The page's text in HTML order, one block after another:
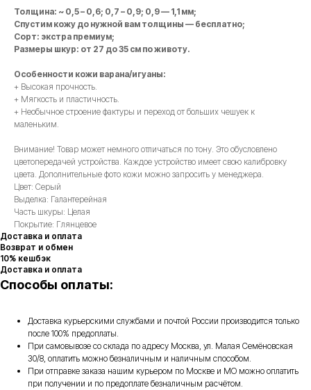
Толщина: ~ 0,5 – 0,6; 0,7 – 0,9; 0,9 — 1,1 мм;
Спустим кожу до нужной вам толщины — бесплатно;
Сорт: экстра премиум;
Размеры шкур: от 27 до 35 см по животу.
Особенности кожи варана/игуаны:
+ Высокая прочность.
+ Мягкость и пластичность.
+ Необычное строение фактуры и переход от больших чешуек к
маленьким.
Внимание! Товар может немного отличаться по тону. Это обусловлено
цветопередачей устройства. Каждое устройство имеет свою калибровку
цвета. Дополнительные фото кожи можно запросить у менеджера.
Цвет: Серый
Выделка: Галантерейная
Часть шкуры: Целая
Покрытие: Глянцевое
Доставка и оплата
Возврат и обмен
10% кешбэк
Доставка и оплата
Способы оплаты:
Доставка курьерскими службами и почтой России производится только
после 100% предоплаты.
При самовывозе со склада по адресу Москва, ул. Малая Семёновская
30/8, оплатить можно безналичным и наличным способом.
При отправке заказа нашим курьером по Москве и МО можно оплатить
при получении и по предоплате безналичным расчётом.